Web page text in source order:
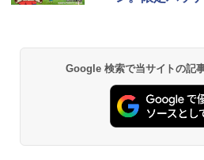
付き ブラック
シャープ 過熱
L 1段調理 ブ
ル操作 コンパ
し らくチン!（
フライ調理 ト
Google 検索で当サイトの記